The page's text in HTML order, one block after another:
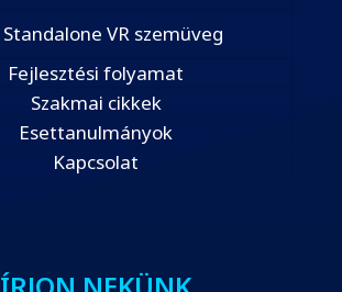
Standalone VR szemüveg
Fejlesztési folyamat
Szakmai cikkek
Esettanulmányok
Kapcsolat